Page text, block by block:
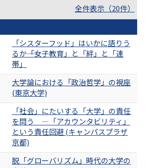
全件表示（20件）
「シスターフッド」はいかに語りう
るか――「女子教育」と「絆」と「連
帯」
大学論における「政治哲学」の視座
(東京大学)
「社会」にたいする「大学」の責任
を問う ―「アカウンタビリティ」
という責任回避 (キャンパスプラザ
京都)
脱「グローバリズム」時代の大学の